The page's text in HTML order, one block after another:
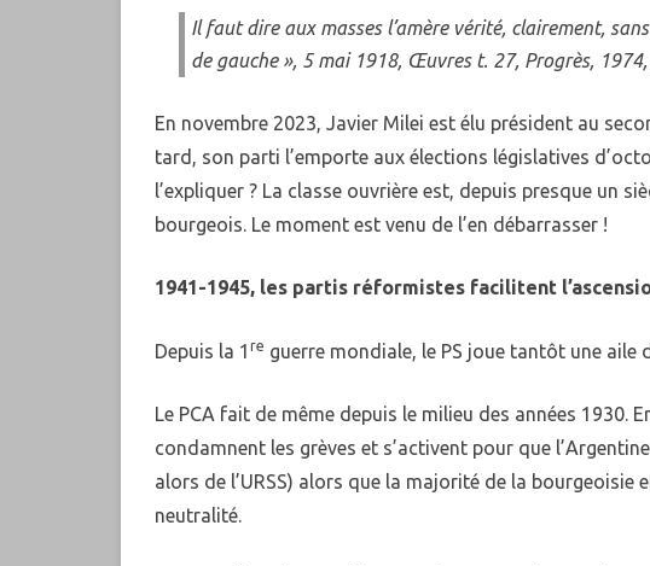
ESPERANTO
FRANÇAIS
KURDÎ
Il faut dire aux masses l’amère vérité, clairement,
de gauche », 5 mai 1918, Œuvres t. 27, Progrès,
En novembre 2023, Javier Milei est élu président au
tard, son parti l’emporte aux élections législatives
l’expliquer ? La classe ouvrière est, depuis presque un
bourgeois. Le moment est venu de l’en débarrasser !
1941-1945, les partis réformistes facilitent
Depuis la 1 re guerre mondiale, le PS joue tantôt une
Le PCA fait de même depuis le milieu des années 1930.
condamnent les grèves et s’activent pour que
alors de l’URSS) alors que la majorité de la bourgeoisie
neutralité.